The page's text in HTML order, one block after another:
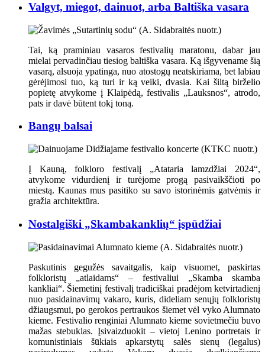
Valgyt, miegot, dainuot, arba Baltiška vasara
Tai, ką praminiau vasaros festivalių maratonu, dabar jau
mielai pervadinčiau tiesiog baltiška vasara. Ką išgyvename šią
vasarą, alsuoja ypatinga, nuo atostogų neatskiriama, bet labiau
gėrėjimosi tuo, ką turi ir ką veiki, dvasia. Kai šiltą birželio
popietę atvykome į Klaipėdą, festivalis „Lauksnos“, atrodo,
pats ir davė būtent tokį toną.
Bangų balsai
Į Kauną, folkloro festivalį „Atataria lamzdžiai 2024“,
atvykome vidurdienį ir turėjome progą pasivaikščioti po
miestą. Kaunas mus pasitiko su savo istorinėmis gatvėmis ir
gražia architektūra.
Nostalgiški „Skambakanklių“ įspūdžiai
Paskutinis gegužės savaitgalis, kaip visuomet, paskirtas
folkloristų „atlaidams“ – festivaliui „Skamba skamba
kankliai“. Šiemetinį festivalį tradiciškai pradėjom ketvirtadienį
nuo pasidainavimų vakaro, kuris, dideliam senųjų folkloristų
džiaugsmui, po gerokos pertraukos šiemet vėl vyko Alumnato
kieme. Festivalio renginiai Alumnato kieme sovietmečiu buvo
mažas stebuklas. Įsivaizduokit – vietoj Lenino portretais ir
komunistiniais šūkiais apkarstytų salės sienų (legalus)